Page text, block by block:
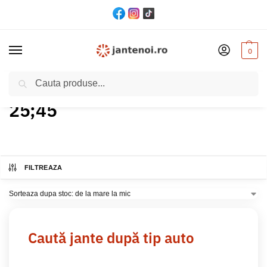
0
Acasă Produs ET / 25;45
25;45
FILTREAZA
Caută jante după tip auto